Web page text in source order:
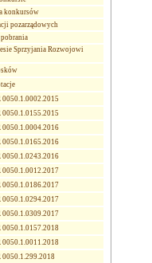
konkursów
pozarządowych
Sprzyjania Rozwojowi
0050.1.0002.2015
0050.1.0155.2015
0050.1.0004.2016
0050.1.0165.2016
0050.1.0243.2016
0050.1.0012.2017
0050.1.0186.2017
0050.1.0294.2017
0050.1.0309.2017
0050.1.0157.2018
0050.1.0011.2018
0050.1.299.2018